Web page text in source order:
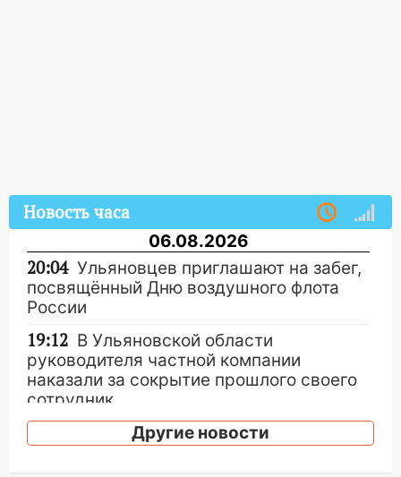
Новость часа
06.08.2026
20:04 Ульяновцев приглашают на забег,
посвящённый Дню воздушного флота
России
19:12 В Ульяновской области
руководителя частной компании
наказали за сокрытие прошлого своего
сотрудник
В Ульяновск едут звезды
баскетбола!
Другие новости